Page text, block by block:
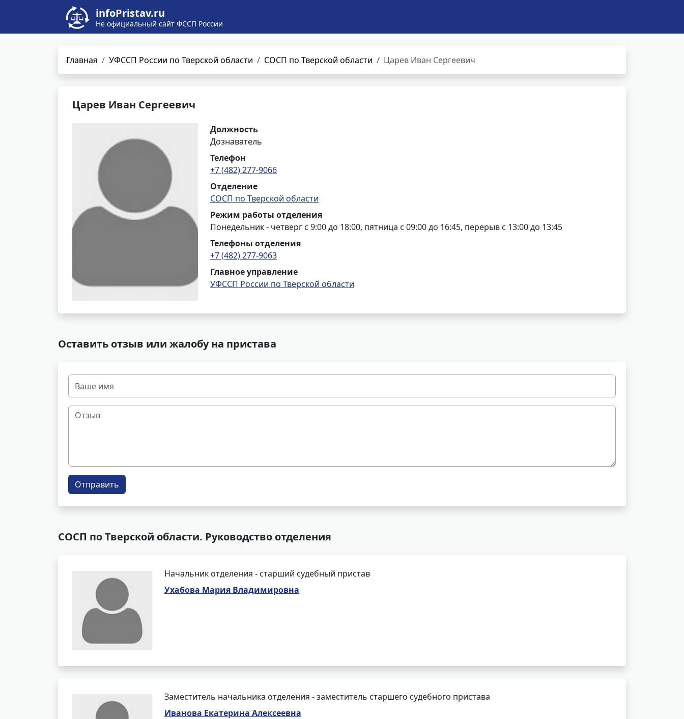
infoPristav.ru
Не официальный сайт ФССП России
Главная УФССП России по Тверской области СОСП по Тверской области Царев Иван Сергеевич
Царев Иван Сергеевич
Должность
Дознаватель
Телефон
+7 (482) 277-9066
Отделение
СОСП по Тверской области
Режим работы отделения
Понедельник - четверг с 9:00 до 18:00, пятница с 09:00 до 16:45, перерыв с 13:00 до 13:45
Телефоны отделения
+7 (482) 277-9063
Главное управление
УФССП России по Тверской области
Оставить отзыв или жалобу на пристава
Отправить
СОСП по Тверской области. Руководство отделения
Начальник отделения - старший судебный пристав
Ухабова Мария Владимировна
Заместитель начальника отделения - заместитель старшего судебного пристава
Иванова Екатерина Алексеевна